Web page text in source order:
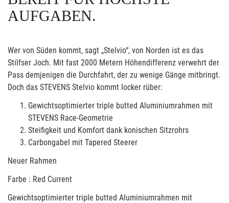
AUFGABEN.
Wer von Süden kommt, sagt „Stelvio“, von Norden ist es das
Stilfser Joch. Mit fast 2000 Metern Höhendifferenz verwehrt der
Pass demjenigen die Durchfahrt, der zu wenige Gänge mitbringt.
Doch das STEVENS Stelvio kommt locker rüber:
Gewichtsoptimierter triple butted Aluminiumrahmen mit
STEVENS Race-Geometrie
Steifigkeit und Komfort dank konischen Sitzrohrs
Carbongabel mit Tapered Steerer
Neuer Rahmen
Farbe : Red Current
Gewichtsoptimierter triple butted Aluminiumrahmen mit